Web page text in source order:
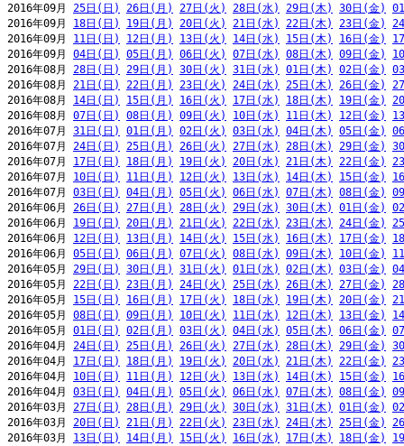
2016年09月 25日(日) 26日(月) 27日(火) 28日(水) 29日(木) 30日(金)
2016年09月 18日(日) 19日(月) 20日(火) 21日(水) 22日(木) 23日(金)
2016年09月 11日(日) 12日(月) 13日(火) 14日(水) 15日(木) 16日(金)
2016年09月 04日(日) 05日(月) 06日(火) 07日(水) 08日(木) 09日(金)
2016年08月 28日(日) 29日(月) 30日(火) 31日(水) 01日(木) 02日(金)
2016年08月 21日(日) 22日(月) 23日(火) 24日(水) 25日(木) 26日(金)
2016年08月 14日(日) 15日(月) 16日(火) 17日(水) 18日(木) 19日(金)
2016年08月 07日(日) 08日(月) 09日(火) 10日(水) 11日(木) 12日(金)
2016年07月 31日(日) 01日(月) 02日(火) 03日(水) 04日(木) 05日(金)
2016年07月 24日(日) 25日(月) 26日(火) 27日(水) 28日(木) 29日(金)
2016年07月 17日(日) 18日(月) 19日(火) 20日(水) 21日(木) 22日(金)
2016年07月 10日(日) 11日(月) 12日(火) 13日(水) 14日(木) 15日(金)
2016年07月 03日(日) 04日(月) 05日(火) 06日(水) 07日(木) 08日(金)
2016年06月 26日(日) 27日(月) 28日(火) 29日(水) 30日(木) 01日(金)
2016年06月 19日(日) 20日(月) 21日(火) 22日(水) 23日(木) 24日(金)
2016年06月 12日(日) 13日(月) 14日(火) 15日(水) 16日(木) 17日(金)
2016年06月 05日(日) 06日(月) 07日(火) 08日(水) 09日(木) 10日(金)
2016年05月 29日(日) 30日(月) 31日(火) 01日(水) 02日(木) 03日(金)
2016年05月 22日(日) 23日(月) 24日(火) 25日(水) 26日(木) 27日(金)
2016年05月 15日(日) 16日(月) 17日(火) 18日(水) 19日(木) 20日(金)
2016年05月 08日(日) 09日(月) 10日(火) 11日(水) 12日(木) 13日(金)
2016年05月 01日(日) 02日(月) 03日(火) 04日(水) 05日(木) 06日(金)
2016年04月 24日(日) 25日(月) 26日(火) 27日(水) 28日(木) 29日(金)
2016年04月 17日(日) 18日(月) 19日(火) 20日(水) 21日(木) 22日(金)
2016年04月 10日(日) 11日(月) 12日(火) 13日(水) 14日(木) 15日(金)
2016年04月 03日(日) 04日(月) 05日(火) 06日(水) 07日(木) 08日(金)
2016年03月 27日(日) 28日(月) 29日(火) 30日(水) 31日(木) 01日(金)
2016年03月 20日(日) 21日(月) 22日(火) 23日(水) 24日(木) 25日(金)
2016年03月 13日(日) 14日(月) 15日(火) 16日(水) 17日(木) 18日(金)